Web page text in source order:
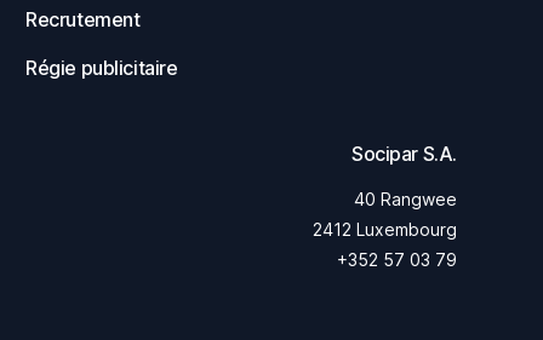
Recrutement
Régie publicitaire
Socipar S.A.
40 Rangwee
2412 Luxembourg
+352 57 03 79